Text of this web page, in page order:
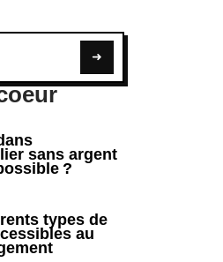
sans argent
?
types de
au